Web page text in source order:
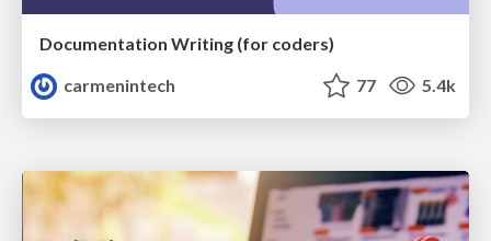
Documentation Writing (for coders)
carmenintech
77 5.4k